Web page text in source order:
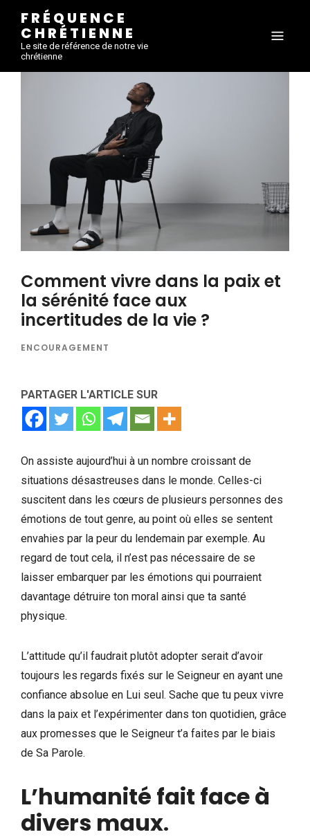
FRÉQUENCE
CHRÉTIENNE
Le site de référence de notre vie
chrétienne
Comment vivre dans la paix et
la sérénité face aux
incertitudes de la vie ?
ENCOURAGEMENT
PARTAGER L'ARTICLE SUR
On assiste aujourd’hui à un nombre croissant de
situations désastreuses dans le monde. Celles-ci
suscitent dans les cœurs de plusieurs personnes des
émotions de tout genre, au point où elles se sentent
envahies par la peur du lendemain par exemple. Au
regard de tout cela, il n’est pas nécessaire de se
laisser embarquer par les émotions qui pourraient
davantage détruire ton moral ainsi que ta santé
physique.
L’attitude qu’il faudrait plutôt adopter serait d’avoir
toujours les regards fixés sur le Seigneur en ayant une
confiance absolue en Lui seul. Sache que tu peux vivre
dans la paix et l’expérimenter dans ton quotidien, grâce
aux promesses que le Seigneur t’a faites par le biais
de Sa Parole.
L’humanité fait face à
divers maux.